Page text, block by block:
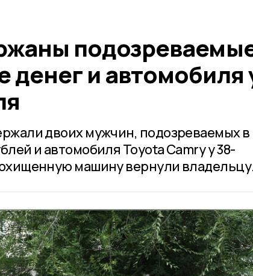
денег и автомобиля
двоих мужчин, подозреваемых в
и автомобиля Toyota Camry у 38-
машину вернули владельцу.